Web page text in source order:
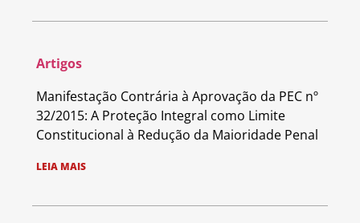
Artigos
Manifestação Contrária à Aprovação da PEC nº
32/2015: A Proteção Integral como Limite
Constitucional à Redução da Maioridade Penal
LEIA MAIS